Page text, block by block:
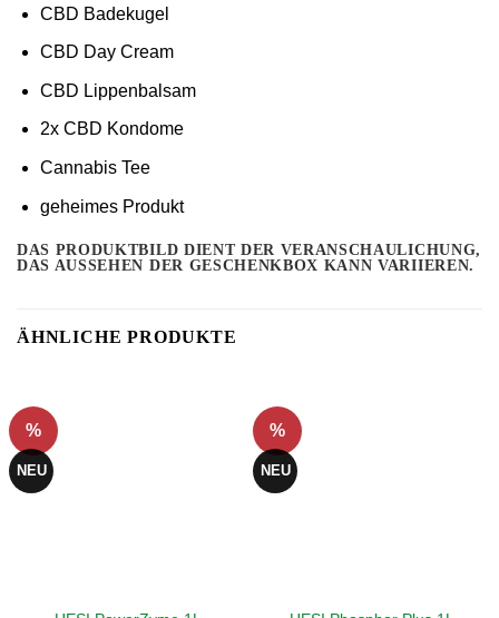
CBD Badekugel
CBD Day Cream
CBD Lippenbalsam
2x CBD Kondome
Cannabis Tee
geheimes Produkt
DAS PRODUKTBILD DIENT DER VERANSCHAULICHUNG,
DAS AUSSEHEN DER GESCHENKBOX KANN VARIIEREN.
ÄHNLICHE PRODUKTE
%
NEU
%
NEU